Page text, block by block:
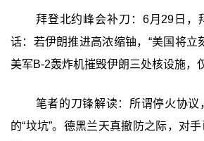
拜登北约峰会补刀：6月29日，
话：若伊朗推进高浓缩铀，“美国将立
美军B-2轰炸机摧毁伊朗三处核设施，
笔者的刀锋解读：所谓停火协议
的“坟坑”。德黑兰天真撤防之际，对